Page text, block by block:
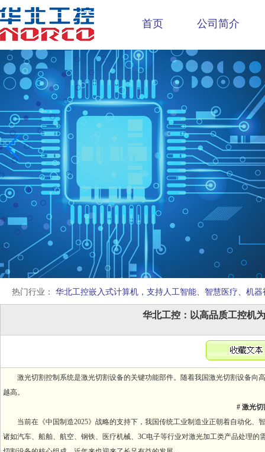
首页 公司简介
热门行业： 华北工控嵌入式计算机，支持人工智能、智慧医疗、机
华北工控：以高品质工控机
激光切割控制系统是激光切割设备的关键功能部件。随着我国激光切割设备
越高。
# 激光
当前在《中国制造2025》战略的支持下，我国传统工业制造业正朝着自动化
诸如汽车、船舶、航空、钢铁、医疗机械、3C电子等行业对激光加工类产品处理